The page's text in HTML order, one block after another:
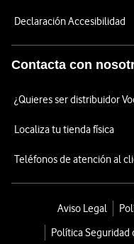
Declaración Accesibilidad
Contacta con
¿Quieres ser distribuidor
Localiza tu tienda física
Teléfonos de atención al
Aviso Legal
Política